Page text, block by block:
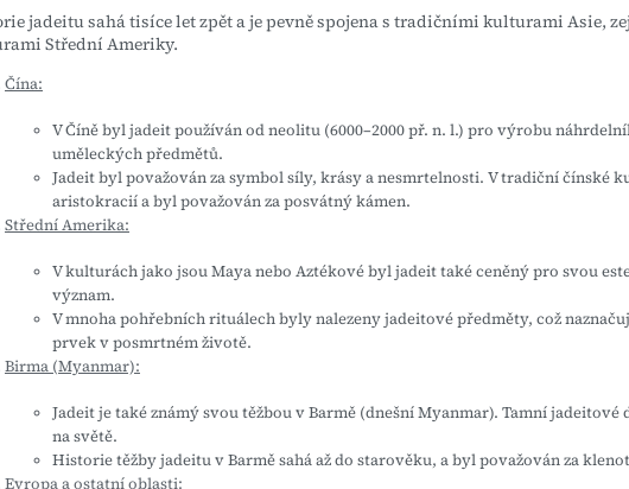
jadeitu sahá tisíce let zpět a je pevně spojena s tradičními kulturami Asie,
Střední Ameriky.
Čína:
V Číně byl jadeit používán od neolitu (6000–2000 př. n. l.) pro výrobu
uměleckých předmětů.
Jadeit byl považován za symbol síly, krásy a nesmrtelnosti. V tradiční čínské
aristokracií a byl považován za posvátný kámen.
Střední Amerika:
V kulturách jako jsou Maya nebo Aztékové byl jadeit také ceněný pro svou
význam.
V mnoha pohřebních rituálech byly nalezeny jadeitové předměty, což
prvek v posmrtném životě.
Birma (Myanmar):
Jadeit je také známý svou těžbou v Barmě (dnešní Myanmar). Tamní
na světě.
Historie těžby jadeitu v Barmě sahá až do starověku, a byl považován za
Evropa a ostatní oblasti: